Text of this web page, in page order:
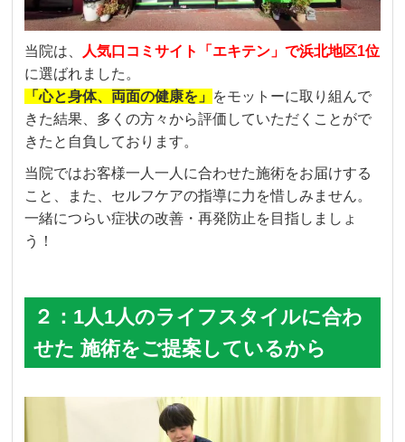
当院は、
人気口コミサイト「エキテン」で浜北地区1位
に選ばれました。
「心と身体、両面の健康を」
をモットーに取り組んで
きた結果、多くの方々から評価していただくことがで
きたと自負しております。
当院ではお客様一人一人に合わせた施術をお届けする
こと、また、セルフケアの指導に力を惜しみません。
一緒につらい症状の改善・再発防止を目指しましょ
う！
２：1人1人のライフスタイルに合わ
せた 施術をご提案しているから